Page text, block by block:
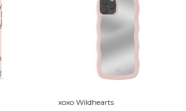
xoxo Wildhearts